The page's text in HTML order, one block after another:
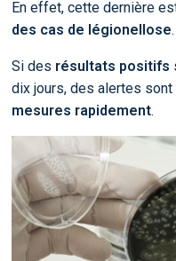
En effet, cette dernière
des cas de légionellose.
Si des résultats positifs
dix jours, des alertes sont
mesures rapidement.